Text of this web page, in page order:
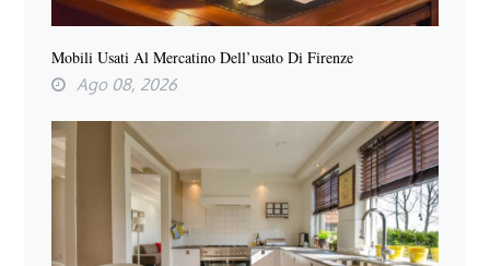
Mobili Usati Al Mercatino Dell’usato Di Firenze
Ago 08, 2026